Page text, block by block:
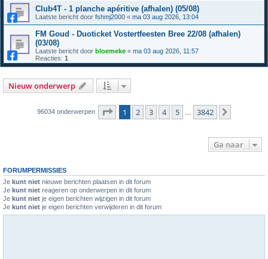
Club4T - 1 planche apéritive (afhalen) (05/08)
Laatste bericht door fshmj2000 « ma 03 aug 2026, 13:04
FM Goud - Duoticket Vostertfeesten Bree 22/08 (afhalen)
(03/08)
Laatste bericht door bloemeke « ma 03 aug 2026, 11:57
Reacties: 1
Nieuw onderwerp
96034 onderwerpen Pagina van 3842
1 2 3 4 5 3842
Ga naar
FORUMPERMISSIES
Je kunt niet nieuwe berichten plaatsen in dit forum
Je kunt niet reageren op onderwerpen in dit forum
Je kunt niet je eigen berichten wijzigen in dit forum
Je kunt niet je eigen berichten verwijderen in dit forum